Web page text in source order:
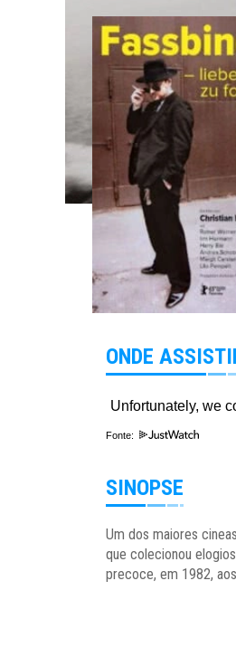
ONDE
Fonte:
SINOPSE
Um dos maiores
que colecionou
precoce, em 1982,